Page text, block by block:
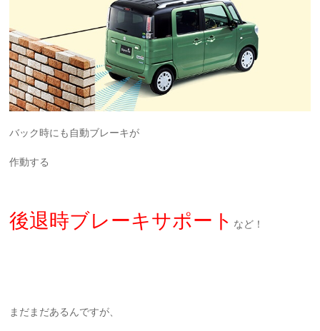
バック時にも自動ブレーキが
作動する
後退時ブレーキサポート など！
まだまだあるんですが、